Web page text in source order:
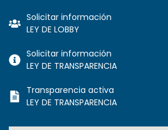
Solicitar información
LEY DE LOBBY
Solicitar información
LEY DE TRANSPARENCIA
Transparencia activa
LEY DE TRANSPARENCIA